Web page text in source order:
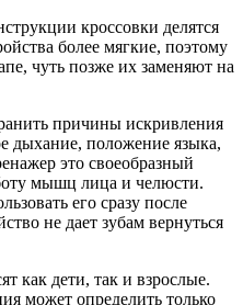
кроссовки делятся
более мягкие, поэтому
чуть позже их заменяют на
причины искривления
дыхание, положение языка,
это своеобразный
мышц лица и челюсти.
его сразу после
не дает зубам вернуться
как дети, так и взрослые.
может определить только